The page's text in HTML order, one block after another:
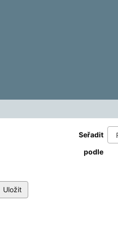
Seřadit
podle